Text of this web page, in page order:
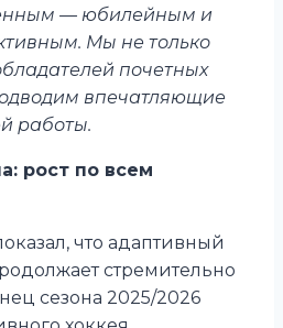
— юбилейным и
Мы не только
почетных
впечатляющие
работы.
рост по всем
что адаптивный
стремительно
сезона 2025/2026